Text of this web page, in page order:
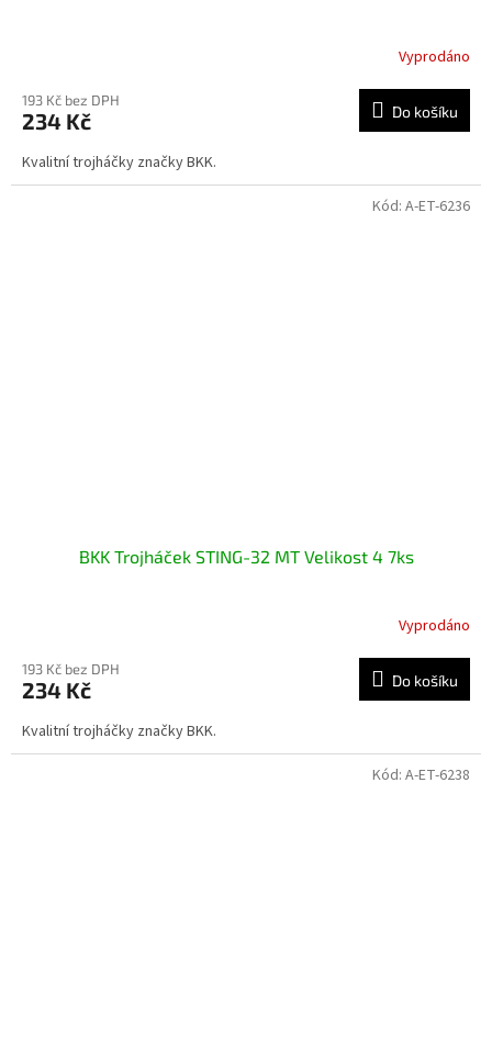
Vyprodáno
193 Kč bez DPH
234 Kč Do košíku
Kvalitní trojháčky značky BKK.
BKK Trojháček STING-32 MT Velikost 4 7ks
Vyprodáno
193 Kč bez DPH
234 Kč Do košíku
Kvalitní trojháčky značky BKK.
Kód: A-ET-6236
Kód: A-ET-6238